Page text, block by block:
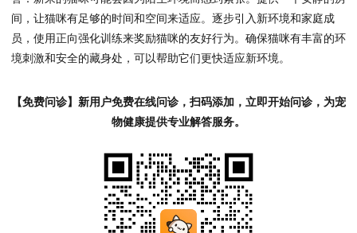
间，让猫咪有足够的时间和空间来适应。逐步引入新环境和家庭成
员，使用正向强化训练来奖励猫咪的友好行为。确保猫咪有丰富的环
境刺激和安全的藏身处，可以帮助它们更快适应新环境。
【免费问诊】新用户免费在线问诊，扫码添加，立即开始问诊，为宠
物健康提供专业解答服务。